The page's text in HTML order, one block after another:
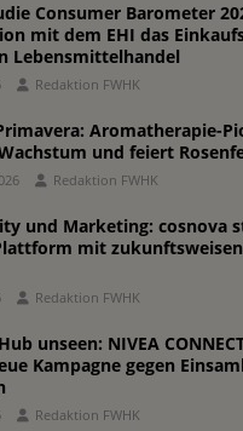
Consumer Barometer
mit dem EHI das
Lebensmittelhandel
Redaktion FWHK
Aromatherapie-
und feiert
Redaktion FWHK
und Marketing: cosnova
mit
Redaktion FWHK
unseen: NIVEA
Kampagne gegen
Redaktion FWHK